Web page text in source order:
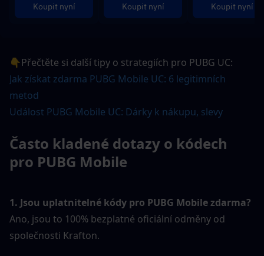
Koupit nyní Koupit nyní Koupit nyní
👇Přečtěte si další tipy o strategiích pro PUBG UC:
Jak získat zdarma PUBG Mobile UC: 6 legitimních
metod
Událost PUBG Mobile UC: Dárky k nákupu, slevy
Často kladené dotazy o kódech
pro PUBG Mobile
1. Jsou uplatnitelné kódy pro PUBG Mobile zdarma?
Ano, jsou to 100% bezplatné oficiální odměny od
společnosti Krafton.